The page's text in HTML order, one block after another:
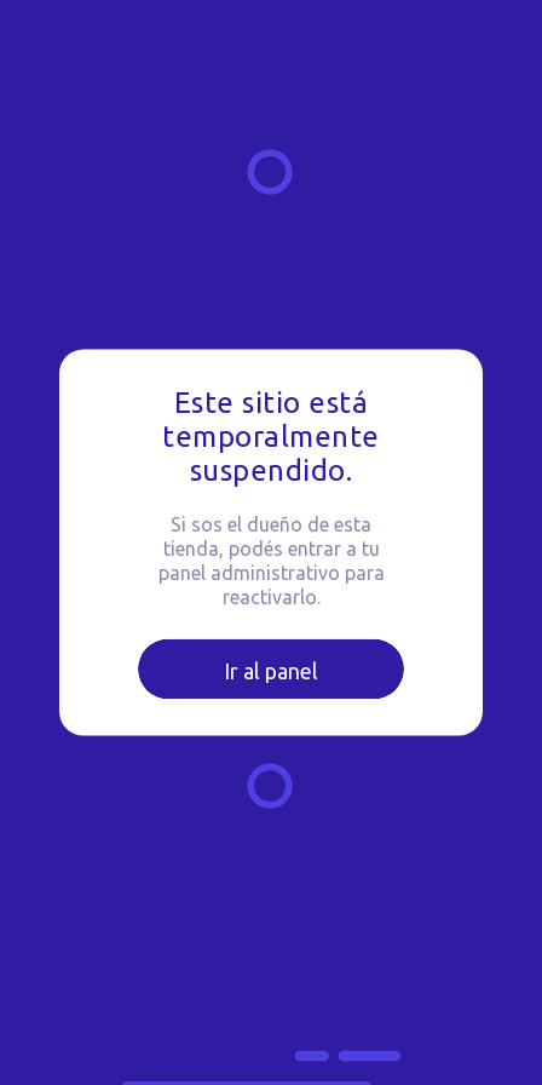
Este sitio está
temporalmente
suspendido.
Si sos el dueño de esta
tienda, podés entrar a tu
panel administrativo para
reactivarlo.
Ir al panel